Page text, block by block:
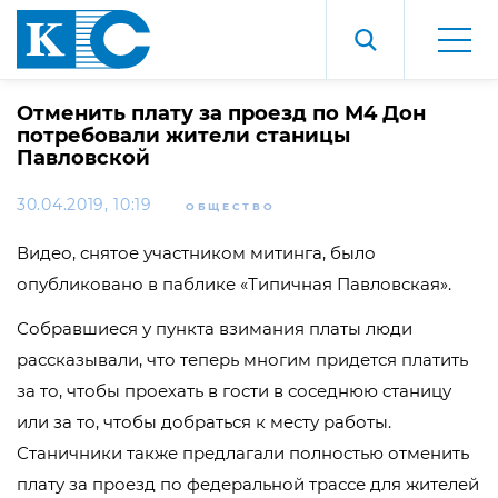
Отменить плату за проезд по М4 Дон
потребовали жители станицы
Павловской
30.04.2019, 10:19 ОБЩЕСТВО
Видео, снятое участником митинга, было
опубликовано в паблике «Типичная Павловская».
Собравшиеся у пункта взимания платы люди
рассказывали, что теперь многим придется платить
за то, чтобы проехать в гости в соседнюю станицу
или за то, чтобы добраться к месту работы.
Станичники также предлагали полностью отменить
плату за проезд по федеральной трассе для жителей